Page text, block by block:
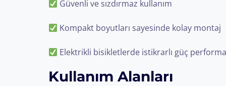
Güvenli ve sızdırmaz kullanım
Kompakt boyutları sayesinde kolay montaj
Elektrikli bisikletlerde istikrarlı güç
Kullanım Alanları